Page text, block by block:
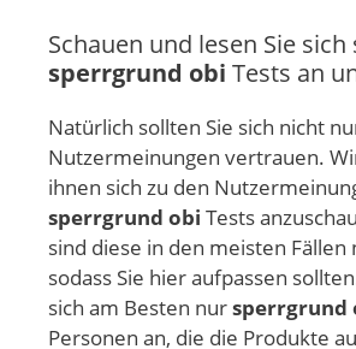
Schauen und lesen Sie sich
sperrgrund obi Tests an
Natürlich sollten Sie sich nicht
Nutzermeinungen vertrauen.
ihnen sich zu den
sperrgrund obi Tests
sind diese in den meisten Fällen
sodass Sie hier aufpassen
sich am Besten nursperrgrund
Personen an, die die Produkte